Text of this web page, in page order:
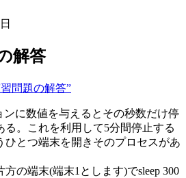
解答
習問題の解答”
ンに数値を与えるとその秒数だけ停
る。これを利用して5分間停止する
ひとつ端末を開きそのプロセスがあ
の端末(端末1とします)でsleep 300